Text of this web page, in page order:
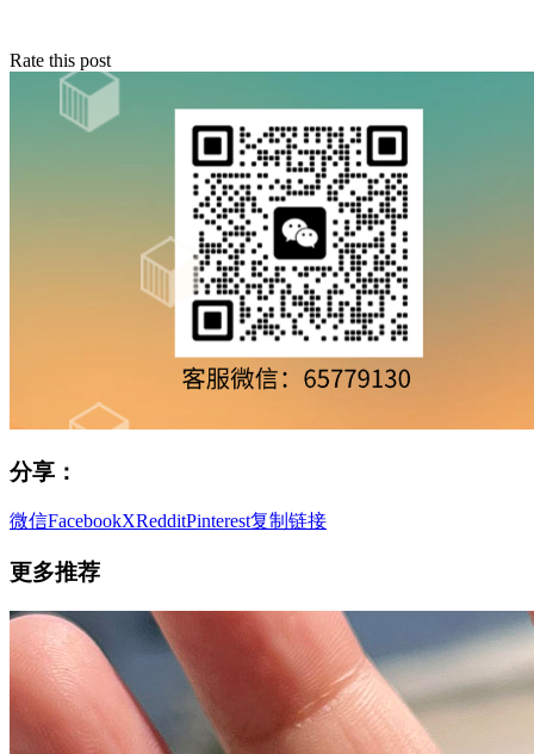
Rate this post
分享：
微信FacebookXRedditPinterest复制链接
更多推荐